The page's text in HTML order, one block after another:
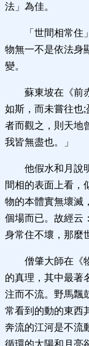
法」為佳。
「世間相常
物無一不是依法身
變。
蘇東坡在《前
如斯，而未嘗往也
者而觀之，則天地
我皆無盡也。」
他假水和月說
間相的表面上看，
物的本體實無壞滅
個場而已。故經
身常住不壞，那麼
僧肇大師在《
的真理，其中最著
注而不流。野馬飄
常看到的動的東西
奔流的江河是不流
循環的太陽和月亮